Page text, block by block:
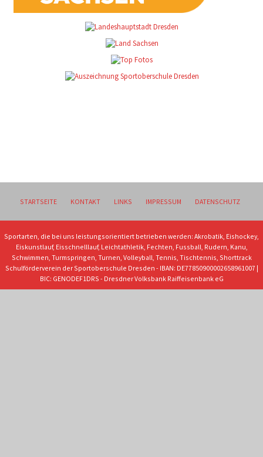
STARTSEITE KONTAKT LINKS IMPRESSUM DATENSCHUTZ
Sportarten, die bei uns leistungsorientiert betrieben werden: Akrobatik, Eishockey,
Eiskunstlauf, Eisschnelllauf, Leichtathletik, Fechten, Fussball, Rudern, Kanu,
Schwimmen, Turmspringen, Turnen, Volleyball, Tennis, Tischtennis, Shorttrack
Schulförderverein der Sportoberschule Dresden - IBAN: DE77850900002658961007 |
BIC: GENODEF1DRS - Dresdner Volksbank Raiffeisenbank eG